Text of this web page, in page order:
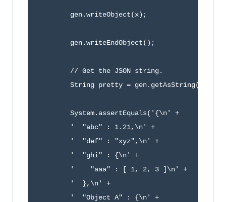
        gen.writeObject(x);
        gen.writeEndObject();
        // Get the JSON string.
        String pretty = gen.getAsString();
        System.assertEquals('{\n' +
        '  "abc" : 1.21,\n' +
        '  "def" : "xyz",\n' +
        '  "ghi" : {\n' +
        '    "aaa" : [ 1, 2, 3 ]\n' +
        '  },\n' +
        '  "Object A" : {\n' +